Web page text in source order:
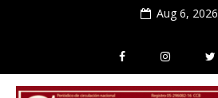
Aug 6, 2026